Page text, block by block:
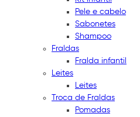
Pele e cabelo
Sabonetes
Shampoo
Fraldas
Fralda infantil
Leites
Leites
Troca de Fraldas
Pomadas